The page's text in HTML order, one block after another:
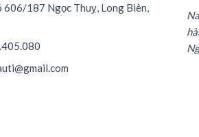
606/187 Ngọc Thuỵ, Long Biên,